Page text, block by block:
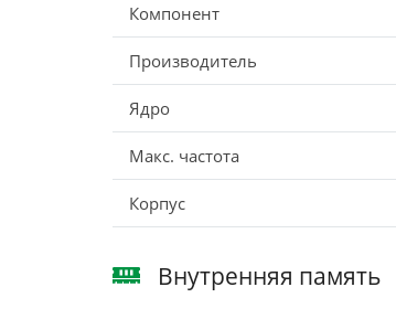
Компонент
Производитель
Ядро
Макс. частота
Корпус
Внутренняя память